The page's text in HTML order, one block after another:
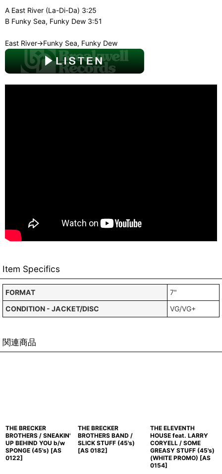
A East River (La-Di-Da) 3:25
B Funky Sea, Funky Dew 3:51
East River→Funky Sea, Funky Dew
Item Specifics
FORMAT
7"
CONDITION - JACKET/DISC
VG/VG+
関連商品
THE BRECKER
BROTHERS / SNEAKIN'
UP BEHIND YOU b/w
SPONGE (45's) [AS
0122]
THE BRECKER
BROTHERS BAND /
SLICK STUFF (45's)
[AS 0182]
THE ELEVENTH
HOUSE feat. LARRY
CORYELL / SOME
GREASY STUFF (45's)
(WHITE PROMO) [AS
0154]